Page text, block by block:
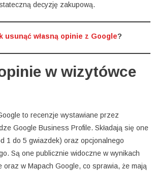
decyzję zakupową.
usunąć własną opinie z Google?
w wizytówce
to recenzje wystawiane przez
Google Business Profile. Składają się one
1 do 5 gwiazdek) oraz opcjonalnego
Są one publicznie widoczne w wynikach
oraz w Mapach Google, co sprawia, że mają